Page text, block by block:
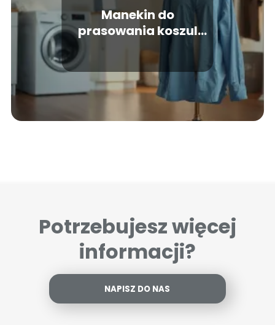
Manekin do
prasowania koszul
wybrać?
Potrzebujesz więcej
informacji?
NAPISZ DO NAS